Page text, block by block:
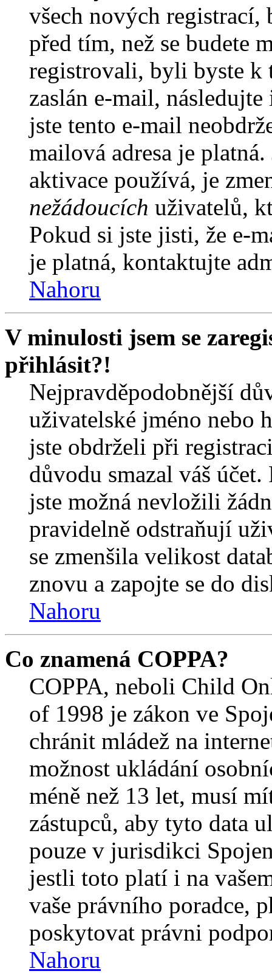
všech nových
před tím, než se budete
registrovali, byli byste k
zaslán e-mail,
jste tento e-mail
mailová adresa je
aktivace používá, je
nežádoucích uživatelů,
Pokud si jste jisti, že e-
je platná, kontaktujte
Nahoru
V minulosti jsem se
přihlásit?!
Nejpravděpodobnější
uživatelské jméno nebo
jste obdrželi při
důvodu smazal váš
jste možná nevložili
pravidelně odstraňují
se zmenšila velikost
znovu a zapojte se do
Nahoru
Co znamená COPPA?
COPPA, neboli Child
of 1998 je zákon ve
chránit mládež na
možnost ukládání
méně než 13 let, musí
zástupců, aby tyto data
pouze v jurisdikci
jestli toto platí i na
vaše právního poradce,
poskytovat právni
Nahoru